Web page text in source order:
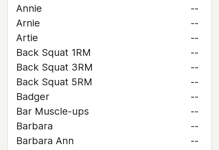
Annie
--
Arnie
--
Artie
--
Back Squat 1RM
--
Back Squat 3RM
--
Back Squat 5RM
--
Badger
--
Bar Muscle-ups
--
Barbara
--
Barbara Ann
--